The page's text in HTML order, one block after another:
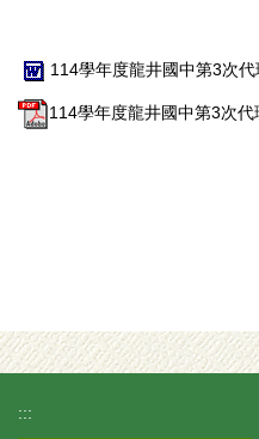
114學年度龍井國中第3次
114學年度龍井國中第3次
:::